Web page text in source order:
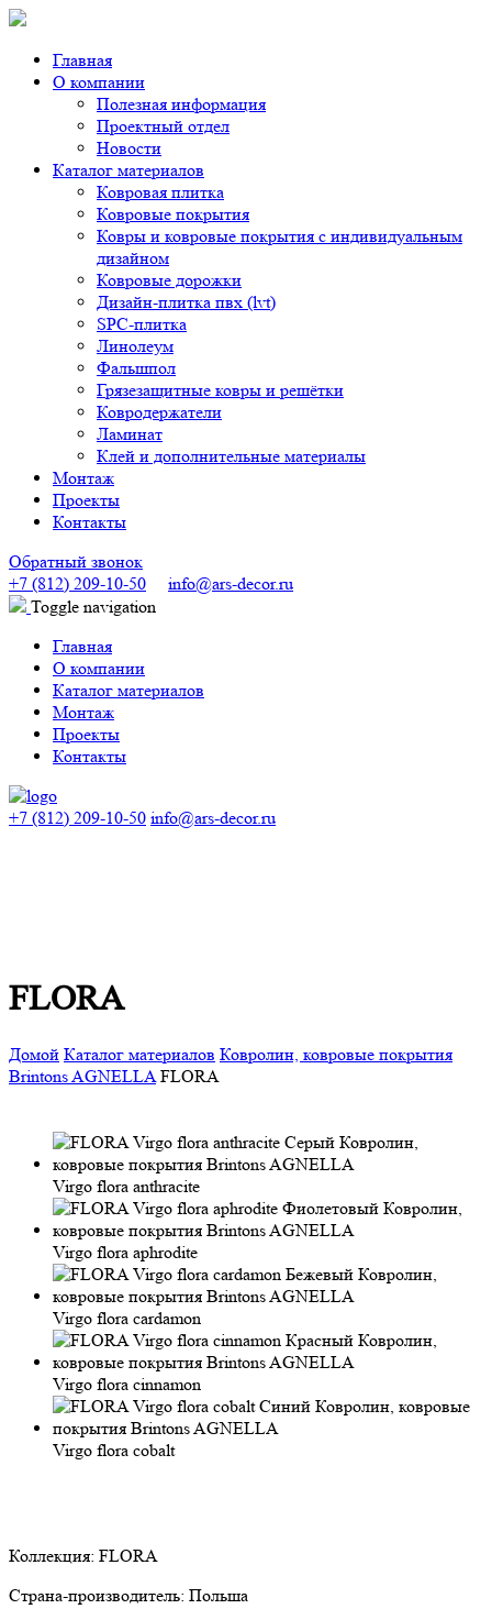
Главная
О компании
Полезная информация
Проектный отдел
Новости
Каталог материалов
Ковровая плитка
Ковровые покрытия
Ковры и ковровые покрытия с индивидуальным
дизайном
Ковровые дорожки
Дизайн-плитка пвх (lvt)
SPC-плитка
Линолеум
Фальшпол
Грязезащитные ковры и решётки
Ковродержатели
Ламинат
Клей и дополнительные материалы
Монтаж
Проекты
Контакты
Обратный звонок
+7 (812) 209-10-50
info@ars-decor.ru
Toggle navigation
Главная
О компании
Каталог материалов
Монтаж
Проекты
Контакты
+7 (812) 209-10-50 info@ars-decor.ru
FLORA
Домой Каталог материалов Ковролин, ковровые покрытия
Brintons AGNELLA FLORA
Virgo flora anthracite
Virgo flora aphrodite
Virgo flora cardamon
Virgo flora cinnamon
Virgo flora cobalt
Коллекция: FLORA
Страна-производитель: Польша